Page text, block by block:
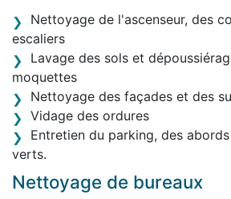
Nettoyage de l'ascenseur, des
escaliers
Lavage des sols et
moquettes
Nettoyage des façades et des
Vidage des ordures
Entretien du parking, des
verts.
Nettoyage de bureaux